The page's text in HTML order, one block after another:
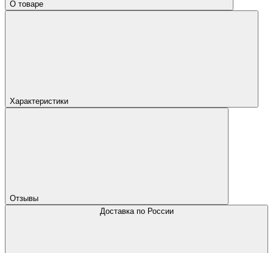
О товаре
Характеристики
Отзывы
Доставка по России